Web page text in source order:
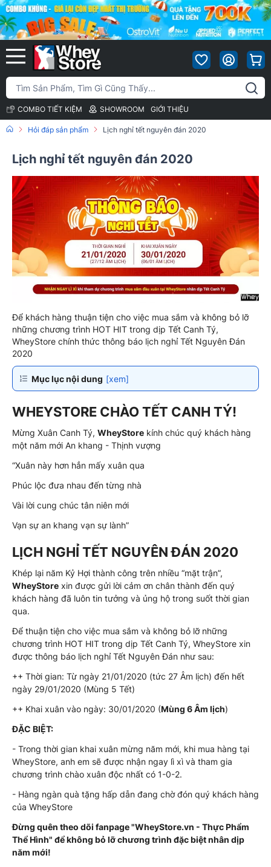
COMBO TIẾT KIỆM SHOWROOM GIỚI THIỆU
Hỏi đáp sản phẩm Lịch nghỉ tết nguyên đán 2020
Lịch nghỉ tết nguyên đán 2020
Để khách hàng thuận tiện cho việc mua sắm và không bỏ lỡ
những chương trình HOT HIT trong dịp Tết Canh Tý,
WheyStore chính thức thông báo lịch nghỉ Tết Nguyên Đán
2020
Mục lục nội dung [xem]
WHEYSTORE CHÀO TẾT CANH TÝ!
Mừng Xuân Canh Tý, WheyStore kính chúc quý khách hàng
một năm mới An khang - Thịnh vượng
“Xuân này hơn hẳn mấy xuân qua
Phúc lộc đưa nhau đến từng nhà
Vài lời cung chúc tân niên mới
Vạn sự an khang vạn sự lành”
LỊCH NGHỈ TẾT NGUYÊN ĐÁN 2020
Khép lại năm Kỷ Hợi thành công trên nhiều “mặt trận”,
WheyStore xin được gửi lời cảm ơn chân thành đến quý
khách hàng đã luôn tin tưởng và ủng hộ trong suốt thời gian
qua.
Để thuận tiện cho việc mua sắm và không bỏ lỡ những
chương trình HOT HIT trong dịp Tết Canh Tý, WheyStore xin
được thông báo lịch nghỉ Tết Nguyên Đán như sau:
++ Thời gian: Từ ngày 21/01/2020 (tức 27 Âm lịch) đến hết
ngày 29/01/2020 (Mùng 5 Tết)
++ Khai xuân vào ngày: 30/01/2020 (Mùng 6 Âm lịch)
ĐẶC BIỆT:
- Trong thời gian khai xuân mừng năm mới, khi mua hàng tại
WheyStore, anh em sẽ được nhận ngay lì xì và tham gia
chương trình chào xuân độc nhất có 1-0-2.
- Hàng ngàn quà tặng hấp dẫn đang chờ đón quý khách hàng
của WheyStore
Đừng quên theo dõi fanpage "WheyStore.vn - Thực Phẩm
Thể Hình" để không bỏ lỡ chương trình đặc biệt nhân dịp
năm mới!